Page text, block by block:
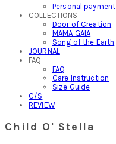
Personal payment
COLLECTIONS
Door of Creation
MAMA GAIA
Song of the Earth
JOURNAL
FAQ
FAQ
Care Instruction
Size Guide
C/S
REVIEW
Child O' Stella